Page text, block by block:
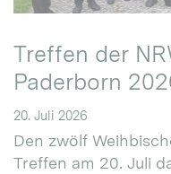
Treffen der
Paderborn
20. Juli 2026
Den zwölf
Treffen am 20. Juli